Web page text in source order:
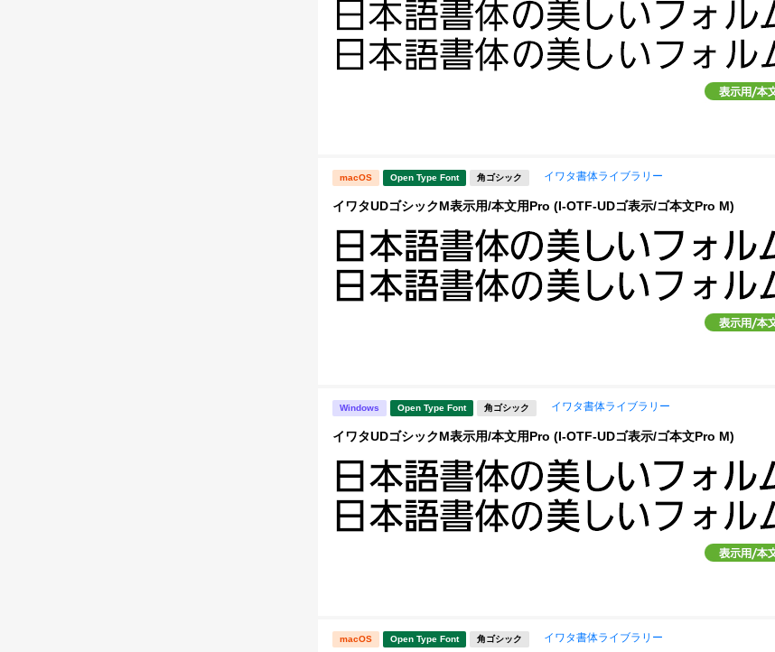
macOS Open Type Font 角ゴシック イワタ書体ライブラリー
イワタUDゴシックM表示用/本文用Pro (I-OTF-UDゴ表示/ゴ本文Pro M)
Windows Open Type Font 角ゴシック イワタ書体ライブラリー
イワタUDゴシックM表示用/本文用Pro (I-OTF-UDゴ表示/ゴ本文Pro M)
macOS Open Type Font 角ゴシック イワタ書体ライブラリー